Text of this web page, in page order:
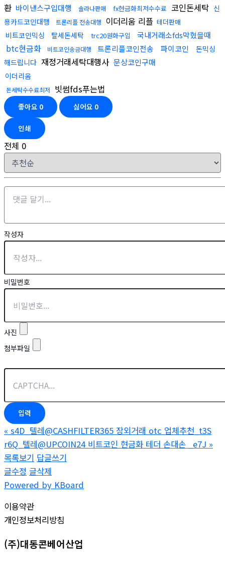
환 바이낸스구입대행 솔라나판매 fx현금화최저수수료 코인돈세탁 신
용카드코인대행
트론리플 전송대행 이더리움 리플 테더판매
비트코인믹싱 탈세돈세탁 trc20원화구입 국내거래소fds막혔을때
btc현금화 비트코인송금대행 트론리플코인전송 파이코인
돈믹싱
해드립니다 재정거래세탁대행사 문상코인구매
이더리움
돈세탁수수료최저 빗썸fds푸는법
좋아요 0 싫어요 0
인쇄
전체 0
작성자
비밀번호
사진
첨부파일
« s4D_텔레@CASHFILTER365 장외거래 otc 업체추천_t3S
r6Q_텔레@UPCOIN24 비트코인 현금화 테더 손대손 _e7J »
목록보기 답글쓰기
글수정 글삭제
Powered by KBoard
이용약관
개인정보처리방침
(주)대동콘베어산업